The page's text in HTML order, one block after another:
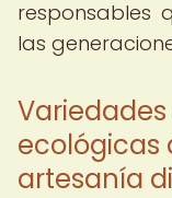
responsables
las
ecológicas
artesanía